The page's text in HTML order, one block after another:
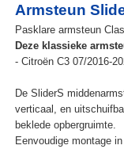
Armsteun
Pasklare armsteun
Deze klassieke
- Citroën C3 07/2016-
De SliderS
verticaal, en
beklede opbergruimte.
Eenvoudige montage